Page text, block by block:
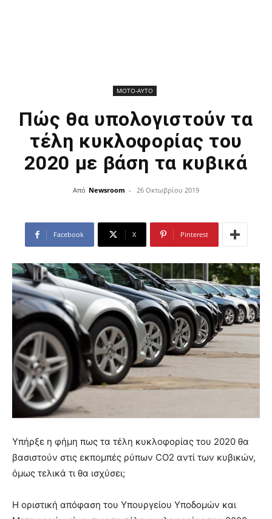
ΜΟΤΟ-ΑΥΤΟ
Πώς θα υπολογιστούν τα
τέλη κυκλοφορίας του
2020 με βάση τα κυβικά
Από Newsroom - 26 Οκτωβρίου 2019
Facebook X Pinterest
Υπήρξε η φήμη πως τα τέλη κυκλοφορίας του 2020 θα
βασιστούν στις εκπομπές ρύπων CO2 αντί των κυβικών,
όμως τελικά τι θα ισχύσει;
Η οριστική απόφαση του Υπουργείου Υποδομών και